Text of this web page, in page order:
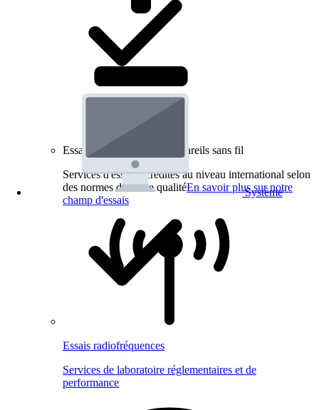
Système
Essais de produits pour appareils sans fil
Services d'essai accrédités au niveau international selon
des normes de haute qualitéEn savoir plus sur notre
champ d'essais
Essais radiofréquences
Services de laboratoire réglementaires et de
performance